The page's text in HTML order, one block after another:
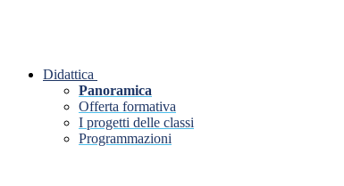
Didattica
Panoramica
Offerta formativa
I progetti delle classi
Programmazioni